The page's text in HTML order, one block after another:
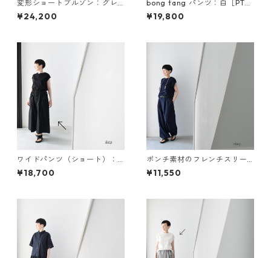
変形ショートブルゾン：グレ
ー［JK13BZGY］
¥24,200
bong tang パンツ：白［PT79
LPWT］
¥19,800
ワイドパンツ（ショート）：
黒［PT03HPBK］
¥18,700
ポンチ素材のフレンチスリー
ブカットソー（レーヨン84％
ナイロン13％ポリウレタン
¥11,550